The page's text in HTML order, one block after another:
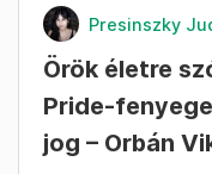
Presinszky
Örök életre
Pride-
jog – Orbán